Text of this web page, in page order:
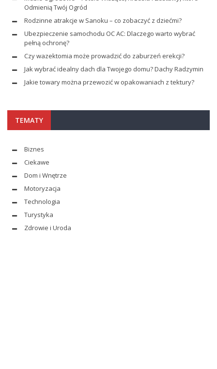
Odmienią Twój Ogród
Rodzinne atrakcje w Sanoku – co zobaczyć z dziećmi?
Ubezpieczenie samochodu OC AC: Dlaczego warto wybrać
pełną ochronę?
Czy wazektomia może prowadzić do zaburzeń erekcji?
Jak wybrać idealny dach dla Twojego domu? Dachy Radzymin
Jakie towary można przewozić w opakowaniach z tektury?
TEMATY
Biznes
Ciekawe
Dom i Wnętrze
Motoryzacja
Technologia
Turystyka
Zdrowie i Uroda